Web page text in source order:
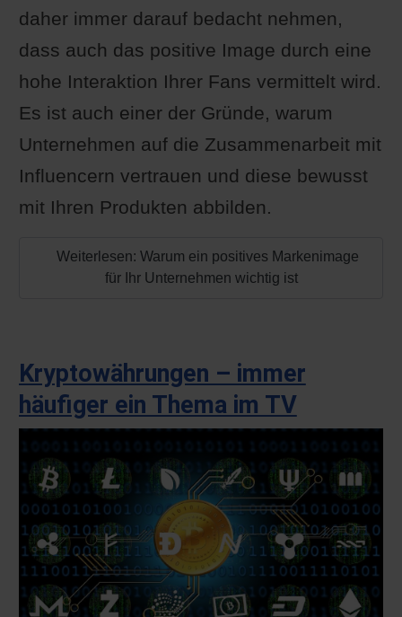
daher immer darauf bedacht nehmen,
dass auch das positive Image durch eine
hohe Interaktion Ihrer Fans vermittelt wird.
Es ist auch einer der Gründe, warum
Unternehmen auf die Zusammenarbeit mit
Influencern vertrauen und diese bewusst
mit Ihren Produkten abbilden.
Weiterlesen: Warum ein positives Markenimage
für Ihr Unternehmen wichtig ist
Kryptowährungen – immer
häufiger ein Thema im TV